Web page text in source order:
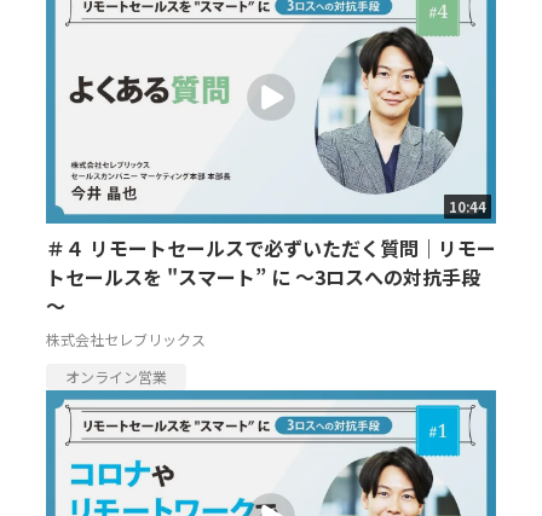
10:44
＃４ リモートセールスで必ずいただく質問｜リモー
トセールスを "スマート” に ～3ロスへの対抗手段
～
株式会社セレブリックス
オンライン営業